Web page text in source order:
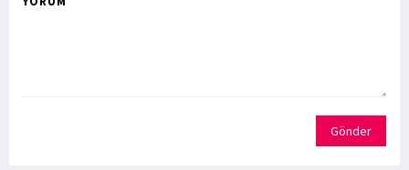
Gönder